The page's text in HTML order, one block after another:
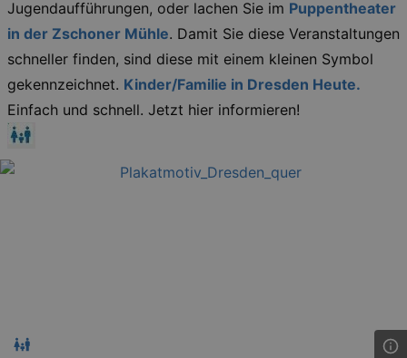
Jugendaufführungen, oder lachen Sie im Puppentheater
in der Zschoner Mühle. Damit Sie diese Veranstaltungen
schneller finden, sind diese mit einem kleinen Symbol
gekennzeichnet. Kinder/Familie in Dresden Heute.
Einfach und schnell. Jetzt hier informieren!